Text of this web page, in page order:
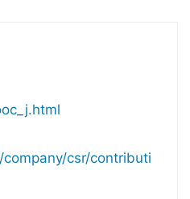
csr/contributi